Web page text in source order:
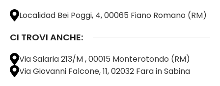
Localidad Bei Poggi, 4, 00065 Fiano Romano (RM)
CI TROVI ANCHE:
Via Salaria 213/M , 00015 Monterotondo (RM)
Via Giovanni Falcone, 11, 02032 Fara in Sabina